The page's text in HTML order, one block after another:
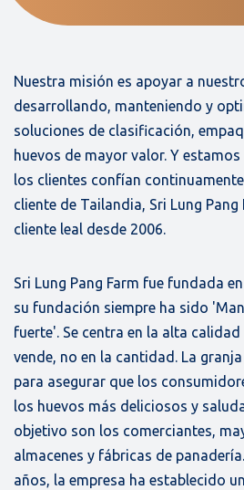
Nuestra misión es apoyar a
desarrollando, manteniendo y
soluciones de clasificación,
huevos de mayor valor. Y
los clientes confían
cliente de Tailandia, Sri Lung Pang
cliente leal desde 2006.
Sri Lung Pang Farm fue fundada
su fundación siempre ha sido
fuerte'. Se centra en la alta
vende, no en la cantidad. La
para asegurar que los
los huevos más deliciosos y
objetivo son los comerciantes,
almacenes y fábricas de
años, la empresa ha establecido